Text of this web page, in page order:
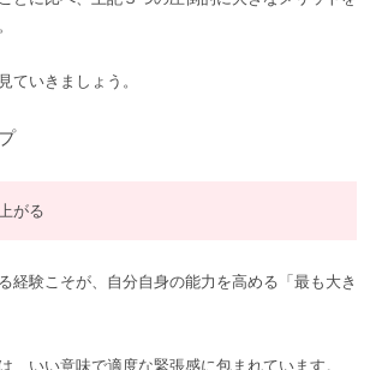
ていきましょう。
がる
経験こそが、自分自身の能力を高める「最も大き
、いい意味で適度な緊張感に包まれています。